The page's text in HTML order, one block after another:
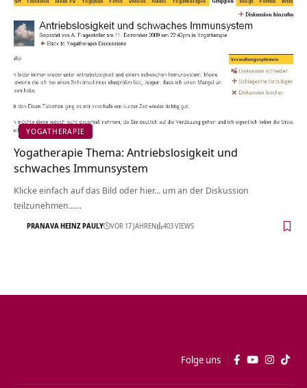
YOGATHERAPIE
Yogatherapie Thema: Antriebslosigkeit und
schwaches Immunsystem
Klicke einfach auf das Bild oder hier... um an der Diskussion
teilzunehmen...…
PRANAVA HEINZ PAULY VOR 17 JAHREN 403 VIEWS
Folge uns